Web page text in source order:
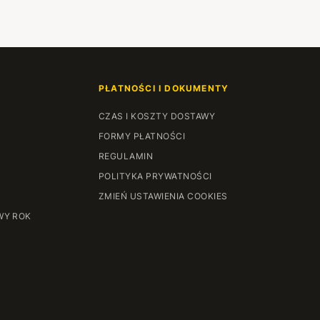
ROK
PŁATNOŚCI I DOKUMENTY
CZAS I KOSZTY DOSTAWY
FORMY PŁATNOŚCI
REGULAMIN
POLITYKA PRYWATNOŚCI
ZMIEŃ USTAWIENIA COOKIES